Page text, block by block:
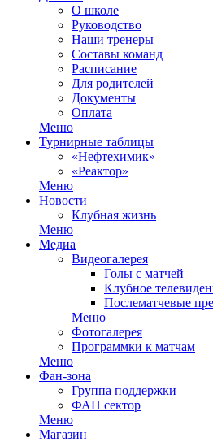
О школе
Руководство
Наши тренеры
Составы команд
Расписание
Для родителей
Документы
Оплата
Меню
Турнирные таблицы
«Нефтехимик»
«Реактор»
Меню
Новости
Клубная жизнь
Меню
Медиа
Видеогалерея
Голы с матчей
Клубное
Послематчевые
Меню
Фотогалерея
Программки к матчам
Меню
Фан-зона
Группа поддержки
ФАН сектор
Меню
Магазин